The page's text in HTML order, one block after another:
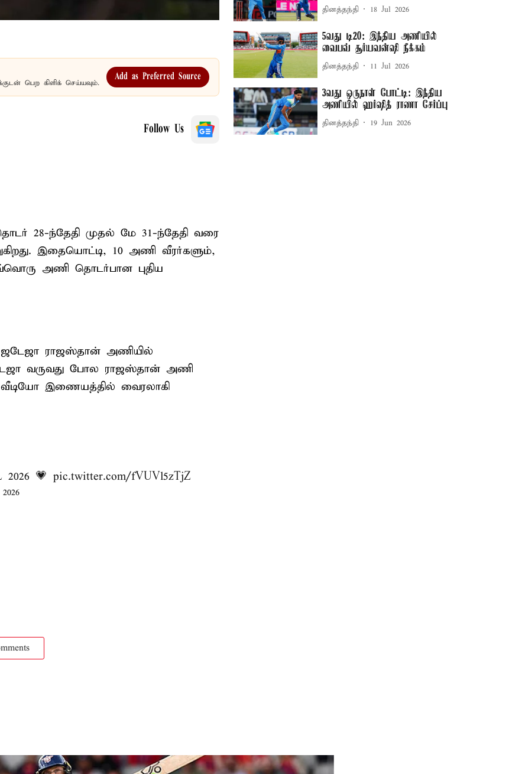
பெற கிளிக் செய்யவும்.
Add as Preferred Source
Follow Us
28-ந்தேதி முதல் மே 31-ந்தேதி வரை
இதையொட்டி, 10 அணி வீரர்களும்,
அணி தொடர்பான புதிய
ஜடேஜா ராஜஸ்தான் அணியில்
வருவது போல ராஜஸ்தான் அணி
வீடியோ இணையத்தில் வைரலாகி
2026 💗 pic.twitter.com/fVUVl5zTjZ
தினத்தந்தி 18 Jul 2026
5வது டி20: இந்திய அணியில்
வைபவ் சூர்யவன்ஷி நீக்கம்
தினத்தந்தி 11 Jul 2026
3வது ஒருநாள் போட்டி: இந்திய
அணியில் ஹர்ஷித் ராணா சேர்ப்பு
தினத்தந்தி 19 Jun 2026